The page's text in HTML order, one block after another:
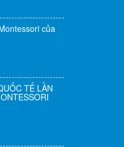
của
TẾ LẦN